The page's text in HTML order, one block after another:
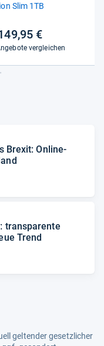
Slim 1TB
€
vergleichen
Bre­xit: Online-​
trans­pa­rente
Trend
geltender gesetzlicher